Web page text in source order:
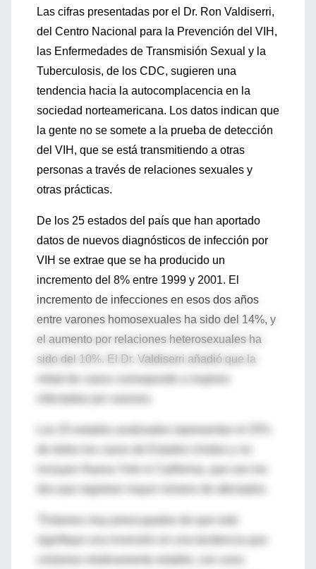
Las cifras presentadas por el Dr. Ron Valdiserri,
del Centro Nacional para la Prevención del VIH,
las Enfermedades de Transmisión Sexual y la
Tuberculosis, de los CDC, sugieren una
tendencia hacia la autocomplacencia en la
sociedad norteamericana. Los datos indican que
la gente no se somete a la prueba de detección
del VIH, que se está transmitiendo a otras
personas a través de relaciones sexuales y
otras prácticas.
De los 25 estados del país que han aportado
datos de nuevos diagnósticos de infección por
VIH se extrae que se ha producido un
incremento del 8% entre 1999 y 2001. El
incremento de infecciones en esos dos años
entre varones homosexuales ha sido del 14%, y
el aumento por relaciones heterosexuales ha
sido del 10%. El Dr. Valdiserri añadió que la
dos que registran mayor número de afectados.
"Estamos muy preocupados de que esto
signifique una inversión en una tendencia que